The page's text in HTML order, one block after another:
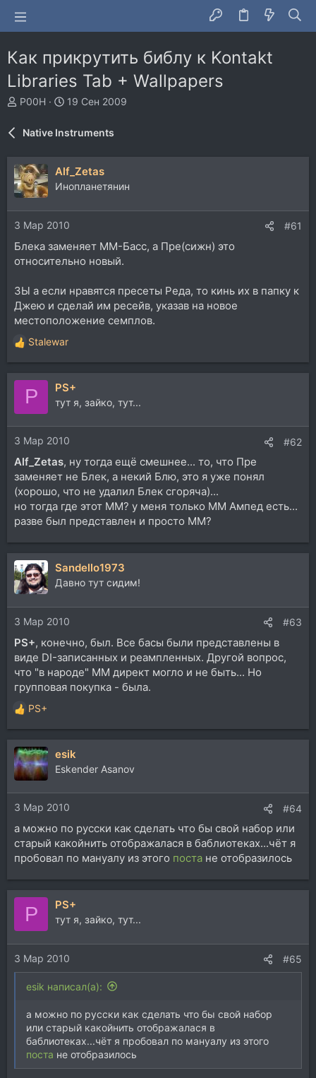
Как прикрутить библу к Kontakt
Libraries Tab + Wallpapers
А
т
р
т
е
м
P00H
Д
т
н
а
а
19 Сен 2009
Native Instruments
Alf_Zetas
Инопланетянин
3 Мар 2010 #61
Блека заменяет ММ-Басс, а Пре(сижн) это
относительно новый.
ЗЫ а если нравятся пресеты Реда, то кинь их в папку к
Джею и сделай им ресейв, указав на новое
местоположение семплов.
Р
е
а
и
и
:
Stalewar
P PS+
тут я, зайко, тут...
3 Мар 2010 #62
Alf_Zetas, ну тогда ещё смешнее... то, что Пре
заменяет не Блек, а некий Блю, это я уже понял
(хорошо, что не удалил Блек сгоряча)...
но тогда где этот ММ? у меня только ММ Ампед есть...
разве был представлен и просто ММ?
Sandello1973
Давно тут сидим!
3 Мар 2010 #63
PS+, конечно, был. Все басы были представлены в
виде DI-записанных и реампленных. Другой вопрос,
что "в народе" ММ директ могло и не быть... Но
групповая покупка - была.
Р
е
а
к
ц
и
и
:
PS+
esik
Eskender Asanov
3 Мар 2010 #64
а можно по русски как сделать что бы свой набор или
старый какойнить отображалася в баблиотеках...чёт я
пробовал по мануалу из этого поста не отобразилось
P PS+
тут я, зайко, тут...
3 Мар 2010 #65
esik написал(а):
а можно по русски как сделать что бы свой набор
или старый какойнить отображалася в
баблиотеках...чёт я пробовал по мануалу из этого
поста не отобразилось